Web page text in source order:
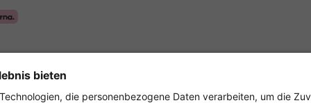
Sicher einkaufen mit